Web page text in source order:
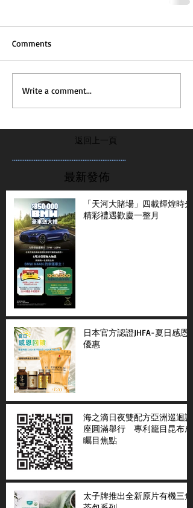
Comments
Write a comment...
返回上一頁
...............................................................
最新發佈
「天河大賭場」四載輝煌時光
精彩禮遇歡慶一整月
日本官方認證JHFA-夏日感恩
優惠
海之滴日夜雙配方亞洲巡迴講
座圓滿舉行 專利籠目昆布成
矚目焦點
太子牌推出全新原片有機三角